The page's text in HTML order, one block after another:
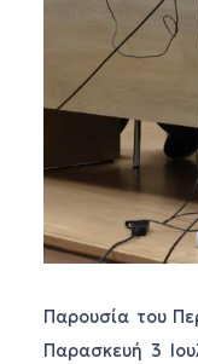
Παρουσία του
Παρασκευή 3